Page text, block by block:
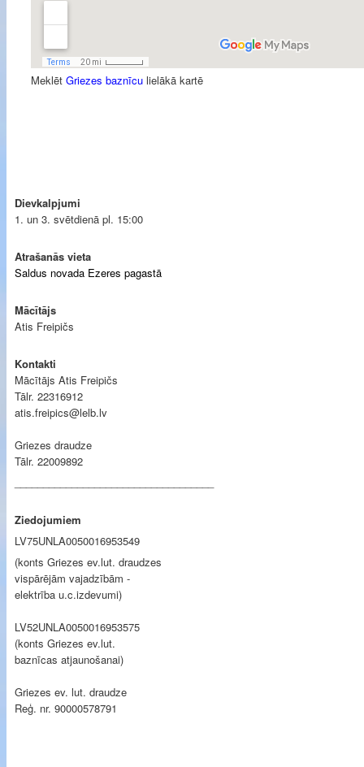
Meklēt Griezes baznīcu lielākā kartē
Dievkalpjumi
1. un 3. svētdienā pl. 15:00
Atrašanās vieta
Saldus novada Ezeres pagastā
Mācītājs
Atis Freipičs
Kontakti
Mācītājs Atis Freipičs
Tālr. 22316912
atis.freipics@lelb.lv
Griezes draudze
Tālr. 22009892
Ziedojumiem
LV75UNLA0050016953549
(konts Griezes ev.lut. draudzes
vispārējām vajadzībām -
elektrība u.c.izdevumi)
LV52UNLA0050016953575
(konts Griezes ev.lut.
baznīcas atjaunošanai)
Griezes ev. lut. draudze
Reģ. nr. 90000578791